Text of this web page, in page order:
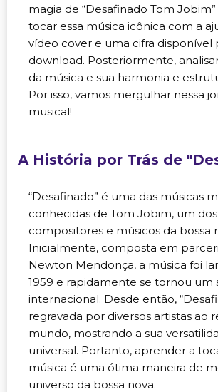
magia de “Desafinado Tom
tocar essa música icônica com a
vídeo cover e uma cifra disponível
download. Posteriormente,
da música e sua harmonia e
Por isso, vamos mergulhar nessa
musical!
A História por Trás de
“Desafinado” é uma das músicas
conhecidas de Tom Jobim, um
compositores e músicos da bossa
Inicialmente, composta em
Newton Mendonça, a música foi
1959 e rapidamente se tornou um
internacional. Desde então,
regravada por diversos artistas ao
mundo, mostrando a sua
universal. Portanto, aprender a
música é uma ótima maneira de
universo da bossa nova.